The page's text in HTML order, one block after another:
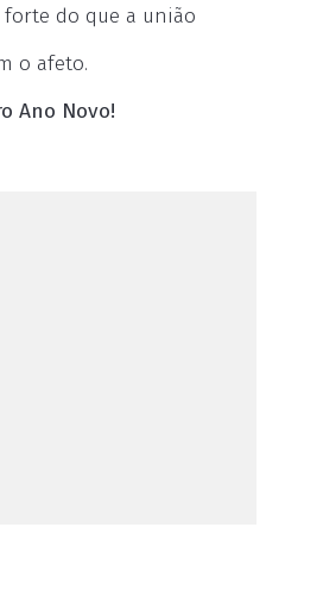
forte do que a união
o afeto.
Ano Novo!